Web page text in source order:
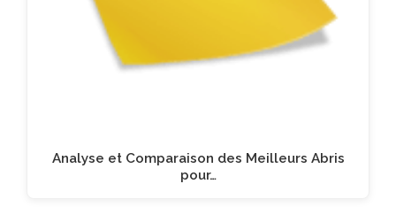
Analyse et Comparaison des Meilleurs Abris
pour…